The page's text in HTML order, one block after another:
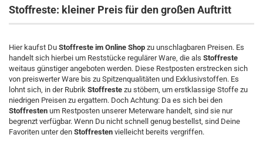
Stoffreste: kleiner Preis für den großen Auftritt
Hier kaufst Du Stoffreste im Online Shop zu unschlagbaren Preisen. Es
handelt sich hierbei um Reststücke regulärer Ware, die als Stoffreste
weitaus günstiger angeboten werden. Diese Restposten erstrecken sich
von preiswerter Ware bis zu Spitzenqualitäten und Exklusivstoffen. Es
lohnt sich, in der Rubrik Stoffreste zu stöbern, um erstklassige Stoffe zu
niedrigen Preisen zu ergattern. Doch Achtung: Da es sich bei den
Stoffresten um Restposten unserer Meterware handelt, sind sie nur
begrenzt verfügbar. Wenn Du nicht schnell genug bestellst, sind Deine
Favoriten unter den Stoffresten vielleicht bereits vergriffen.